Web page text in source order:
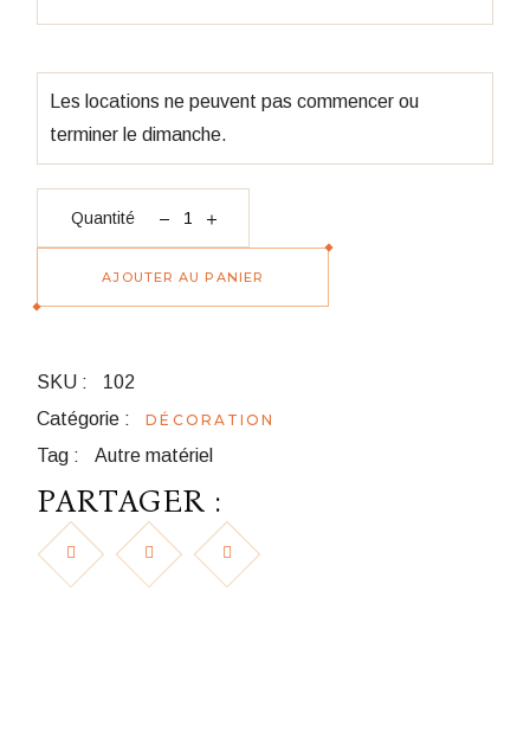
Les locations ne peuvent pas commencer ou
terminer le dimanche.
Quantité
quantité Arbre artificiel 120 cm
AJOUTER AU PANIER
SKU :
102
Catégorie :
DÉCORATION
Tag : Autre matériel
PARTAGER :